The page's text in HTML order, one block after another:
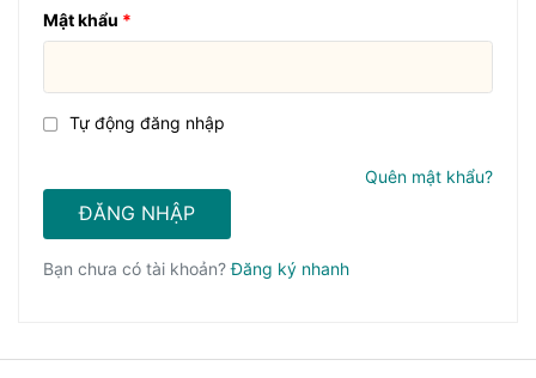
Mật khẩu
Tự động đăng nhập
Quên mật khẩu?
ĐĂNG NHẬP
Bạn chưa có tài khoản? Đăng ký nhanh